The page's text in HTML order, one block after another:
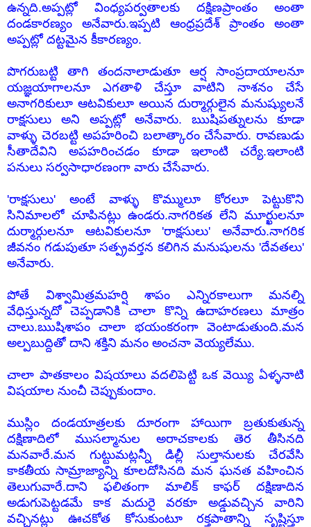
ఉన్నది.అప్పట్లో వింధ్యపర్వతాలకు దక్షిణప్రాంతం అంతా
దండకారణ్యం అనేవారు.ఇప్పటి ఆంధ్రప్రదేశ్ ప్రాంతం అంతా
అప్పట్లో దట్టమైన కీకారణ్యం.
పొగరుబట్టి తాగి తందనాలాడుతూ ఆర్ష సాంప్రదాయాలనూ
యజ్ఞయాగాలనూ ఎగతాళి చేస్తూ వాటిని నాశనం చేసే
అనాగరికులూ ఆటవికులూ అయిన దుర్మార్గులైన మనుష్యులనే
రాక్షసులు అని అప్పట్లో అనేవారు. ఋషిపత్నులను కూడా
వాళ్ళు చెరబట్టి అపహరించి బలాత్కారం చేసేవారు. రావణుడు
సీతాదేవిని అపహరించడం కూడా ఇలాంటి చర్యే.ఇలాంటి
పనులు సర్వసాధారణంగా వారు చేసేవారు.
'రాక్షసులు' అంటే వాళ్ళు కొమ్ములూ కోరలూ పెట్టుకొని
సినిమాలలో చూపినట్లు ఉండరు.నాగరికత లేని మూర్ఖులనూ
దుర్మార్గులనూ ఆటవికులనూ 'రాక్షసులు' అనేవారు.నాగరిక
జీవనం గడుపుతూ సత్ప్రవర్తన కలిగిన మనుషులను 'దేవతలు'
అనేవారు.
పోతే విశ్వామిత్రమహర్షి శాపం ఎన్నిరకాలుగా మనల్ని
వేధిస్తున్నదో చెప్పడానికి చాలా కొన్ని ఉదాహరణలు మాత్రం
చాలు.ఋషిశాపం చాలా భయంకరంగా వెంటాడుతుంది.మన
అల్పబుద్దితో దాని శక్తిని మనం అంచనా వెయ్యలేము.
చాలా పాతకాలం విషయాలు వదలిపెట్టి ఒక వెయ్యి ఏళ్ళనాటి
విషయాల నుంచీ చెప్పుకుందాం.
ముస్లిం దండయాత్రలకు దూరంగా హాయిగా బ్రతుకుతున్న
దక్షిణాదిలో ముసల్మానుల అరాచకాలకు తెర తీసినది
మనవారే.మన గుట్టుమట్లన్నీ డిల్లీ సుల్తానులకు చేరవేసి
కాకతీయ సామ్రాజ్యాన్ని కూలదోసినది మన ఘనత వహించిన
తెలుగువారే.దాని ఫలితంగా మాలిక్ కాఫర్ దక్షిణాదిన
అడుగుపెట్టడమే కాక మదురై వరకూ అడ్డువచ్చిన వారిని
వచ్చినట్లు ఊచకోత కోసుకుంటూ రక్తపాతాన్ని సృష్టిస్తూ